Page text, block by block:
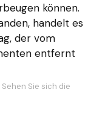
können.
handelt es
der vom
entfernt
Sehen Sie sich die